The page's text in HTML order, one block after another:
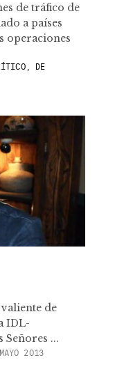
de tráfico de
a países
operaciones
DE
de
IDL-
Señores ...
2013